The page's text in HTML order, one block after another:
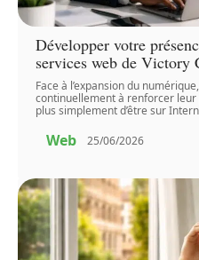
Développer votre
services web de Victory
Face à l’expansion du
continuellement à renforcer leur
plus simplement d’être sur
Web 25/06/2026